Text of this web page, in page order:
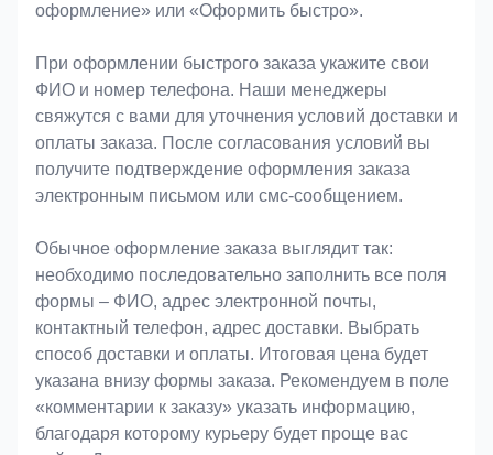
оформление» или «Оформить быстро».
При оформлении быстрого заказа укажите свои
ФИО и номер телефона. Наши менеджеры
свяжутся с вами для уточнения условий доставки и
оплаты заказа. После согласования условий вы
получите подтверждение оформления заказа
электронным письмом или смс-сообщением.
Обычное оформление заказа выглядит так:
необходимо последовательно заполнить все поля
формы – ФИО, адрес электронной почты,
контактный телефон, адрес доставки. Выбрать
способ доставки и оплаты. Итоговая цена будет
указана внизу формы заказа. Рекомендуем в поле
«комментарии к заказу» указать информацию,
благодаря которому курьеру будет проще вас